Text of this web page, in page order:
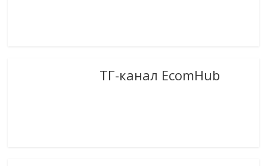
ТГ-канал EcomHub